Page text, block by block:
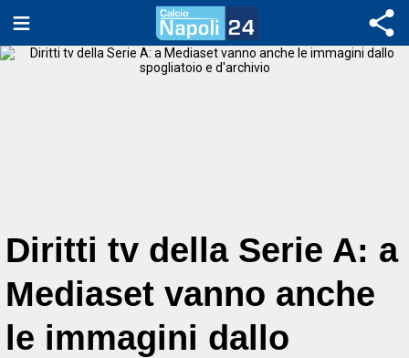
Diritti tv della Serie A: a
Mediaset vanno anche
le immagini dallo